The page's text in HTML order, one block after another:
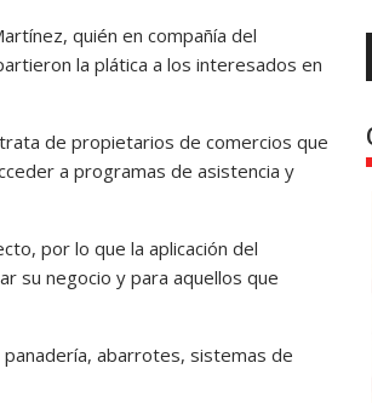
quién en compañía del
la plática a los interesados en
de propietarios de comercios que
a programas de asistencia y
por lo que la aplicación del
su negocio y para aquellos que
abarrotes, sistemas de